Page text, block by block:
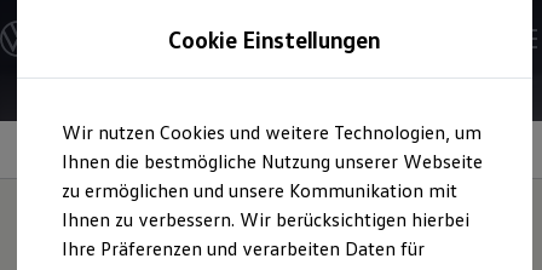
Hauptinhalt
springen
Footer
springen
Modelle und Konfigurator
Konfigurator
Modelle vergleichen
Elektroautos
ENERGY Sondermodelle
Nutzfahrzeuge
SUV und CUV
Familienautos
Kombis
Exterieur
Cookie Einstellungen
Wir nutzen Cookies und weitere Technologien, um
Ihnen die bestmögliche Nutzung unserer Webseite
zu ermöglichen und unsere Kommunikation mit
Ihnen zu verbessern. Wir berücksichtigen hierbei
Ihre Präferenzen und verarbeiten Daten für